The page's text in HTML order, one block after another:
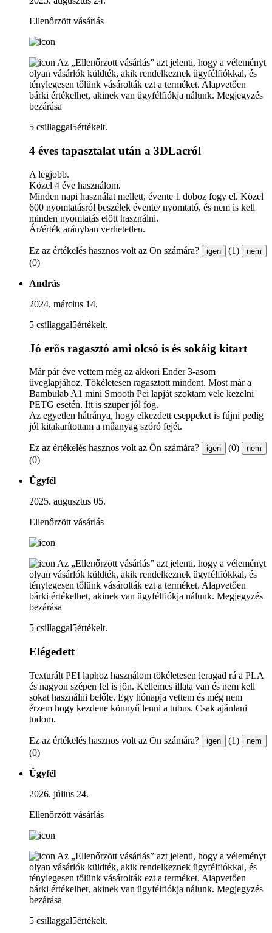
Ellenőrzött vásárlás
Az „Ellenőrzött vásárlás” azt jelenti, hogy a véleményt
olyan vásárlók küldték, akik rendelkeznek ügyfélfiókkal, és
ténylegesen tőlünk vásárolták ezt a terméket. Alapvetően
bárki értékelhet, akinek van ügyfélfiókja nálunk. Megjegyzés
bezárása
5 csillaggal5értékelt.
4 éves tapasztalat után a 3DLacról
A legjobb.
Közel 4 éve használom.
Minden napi használat mellett, évente 1 doboz fogy el. Közel
600 nyomtatásról beszélek évente/ nyomtató, és nem is kell
minden nyomtatás elött használni.
Ár/érték arányban verhetetlen.
Ez az értékelés hasznos volt az Ön számára? igen (1) nem
(0)
András
2024. március 14.
5 csillaggal5értékelt.
Jó erős ragasztó ami olcsó is és sokáig kitart
Már pár éve vettem még az akkori Ender 3-asom
üveglapjához. Tökéletesen ragasztott mindent. Most már a
Bambulab A1 mini Smooth Pei lapját szoktam vele kezelni
PETG esetén. Itt is szuper jól fog.
Az egyetlen hátránya, hogy elkezdett cseppeket is fújni pedig
jól kitakarítottam a műanyag szóró fejét.
Ez az értékelés hasznos volt az Ön számára? igen (0) nem
(0)
Ügyfél
2025. augusztus 05.
Ellenőrzött vásárlás
Az „Ellenőrzött vásárlás” azt jelenti, hogy a véleményt
olyan vásárlók küldték, akik rendelkeznek ügyfélfiókkal, és
ténylegesen tőlünk vásárolták ezt a terméket. Alapvetően
bárki értékelhet, akinek van ügyfélfiókja nálunk. Megjegyzés
bezárása
5 csillaggal5értékelt.
Elégedett
Texturált PEI laphoz használom tökéletesen leragad rá a PLA
és nagyon szépen fel is jön. Kellemes illata van és nem kell
sokat használni belőle. Egy hónapja vettem és még nem
érzem hogy kezdene könnyű lenni a tubus. Csak ajánlani
tudom.
Ez az értékelés hasznos volt az Ön számára? igen (1) nem
(0)
Ügyfél
2026. július 24.
Ellenőrzött vásárlás
Az „Ellenőrzött vásárlás” azt jelenti, hogy a véleményt
olyan vásárlók küldték, akik rendelkeznek ügyfélfiókkal, és
ténylegesen tőlünk vásárolták ezt a terméket. Alapvetően
bárki értékelhet, akinek van ügyfélfiókja nálunk. Megjegyzés
bezárása
5 csillaggal5értékelt.